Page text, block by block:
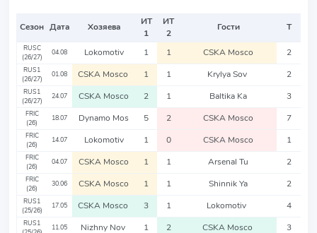
Сезон Дата Хозяева
ИТ
1
ИТ
2
Гости Т
RUSC
(26/27)
04.08 Lokomotiv 1 1 CSKA Mosco 2
RUS1
(26/27)
01.08 CSKA Mosco 1 1 Krylya Sov 2
RUS1
(26/27)
24.07 CSKA Mosco 2 1 Baltika Ka 3
FRIC
(26)
18.07 Dynamo Mos 5 2 CSKA Mosco 7
FRIC
(26)
14.07 Lokomotiv 1 0 CSKA Mosco 1
FRIC
(26)
04.07 CSKA Mosco 1 1 Arsenal Tu 2
FRIC
(26)
30.06 CSKA Mosco 1 1 Shinnik Ya 2
RUS1
(25/26)
17.05 CSKA Mosco 3 1 Lokomotiv 4
RUS1
11.05 Nizhny Nov 1 2 CSKA Mosco 3